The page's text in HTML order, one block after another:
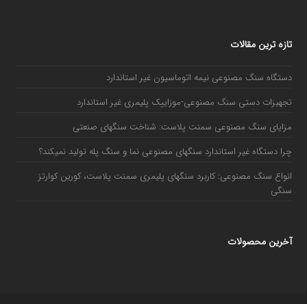
تازه ترین مقالات
دستگاه سنگ مصنوعی نیمه اتوماسیون غیر استاندارد
تجهیزات دستی سنگ مصنوعی-موزاییک پلیمری غیر استاندارد
مزایای سنگ مصنوعی سمنت پلاست: شناخت سنگهای صنعتی
چرا دستگاه غیر استاندارد سنگهای مصنوعی نما و سنگ پله تولید نمیکند؟
انواع سنگ مصنوعی: کاربرد سنگهای پلیمری سمنت پلاست، کورین کوارتز
سنگی
آخرین محصولات